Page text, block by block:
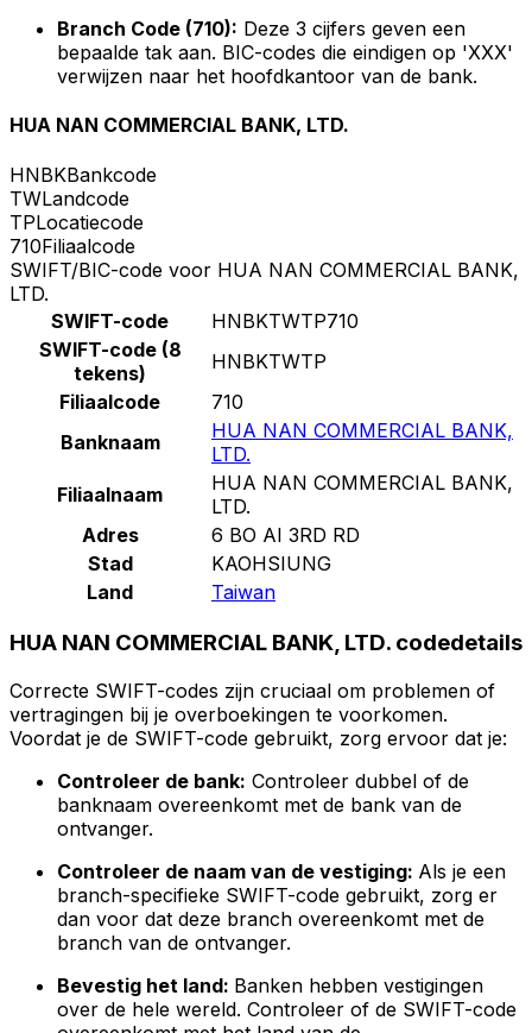
Branch Code (710): Deze 3 cijfers geven een
bepaalde tak aan. BIC-codes die eindigen op 'XXX'
verwijzen naar het hoofdkantoor van de bank.
HUA NAN COMMERCIAL BANK, LTD.
HNBKBankcode
TWLandcode
TPLocatiecode
710Filiaalcode
SWIFT/BIC-code voor HUA NAN COMMERCIAL BANK,
LTD.
SWIFT-code
HNBKTWTP710
SWIFT-code (8
tekens)
HNBKTWTP
Filiaalcode
710
Banknaam
HUA NAN COMMERCIAL BANK,
LTD.
Filiaalnaam
HUA NAN COMMERCIAL BANK,
LTD.
Adres
6 BO AI 3RD RD
Stad
KAOHSIUNG
Land
Taiwan
HUA NAN COMMERCIAL BANK, LTD. codedetails
Correcte SWIFT-codes zijn cruciaal om problemen of
vertragingen bij je overboekingen te voorkomen.
Voordat je de SWIFT-code gebruikt, zorg ervoor dat je:
Controleer de bank: Controleer dubbel of de
banknaam overeenkomt met de bank van de
ontvanger.
Controleer de naam van de vestiging: Als je een
branch-specifieke SWIFT-code gebruikt, zorg er
dan voor dat deze branch overeenkomt met de
branch van de ontvanger.
Bevestig het land: Banken hebben vestigingen
over de hele wereld. Controleer of de SWIFT-code